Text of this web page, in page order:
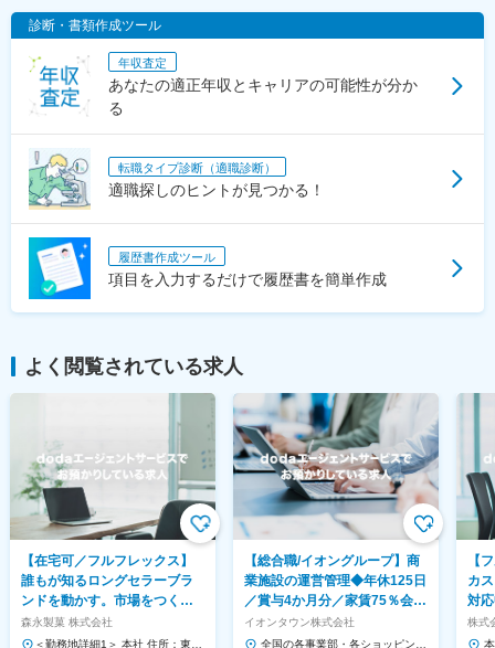
診断・書類作成ツール
年収査定
あなたの適正年収とキャリアの可能性が分か
る
転職タイプ診断（適職診断）
適職探しのヒントが見つかる！
履歴書作成ツール
項目を入力するだけで履歴書を簡単作成
よく閲覧されている求人
【在宅可／フルフレックス】
誰もが知るロングセラーブラ
ンドを動かす。市場をつくる
提案営業◆ハイチュウ等
森永製菓 株式会社
＜勤務地詳細1＞ 本社 住所：東京
【総合職/イオングループ】商
業施設の運営管理◆年休125日
／賞与4か月分／家賃75％会社
負担！
イオンタウン株式会社
全国の各事業部・各ショッピング
【
カ
対
株式